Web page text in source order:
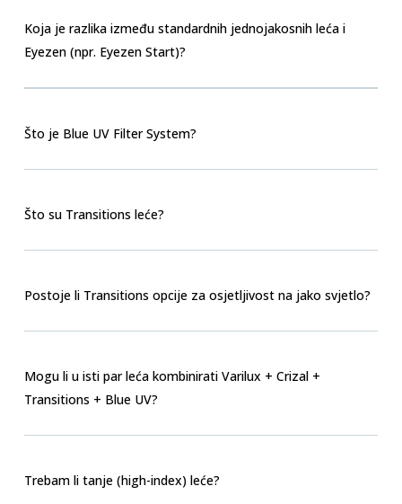
Koja je razlika između standardnih jednojakosnih leća i
Eyezen (npr. Eyezen Start)?
Što je Blue UV Filter System?
Što su Transitions leće?
Postoje li Transitions opcije za osjetljivost na jako svjetlo?
Mogu li u isti par leća kombinirati Varilux + Crizal +
Transitions + Blue UV?
Trebam li tanje (high-index) leće?